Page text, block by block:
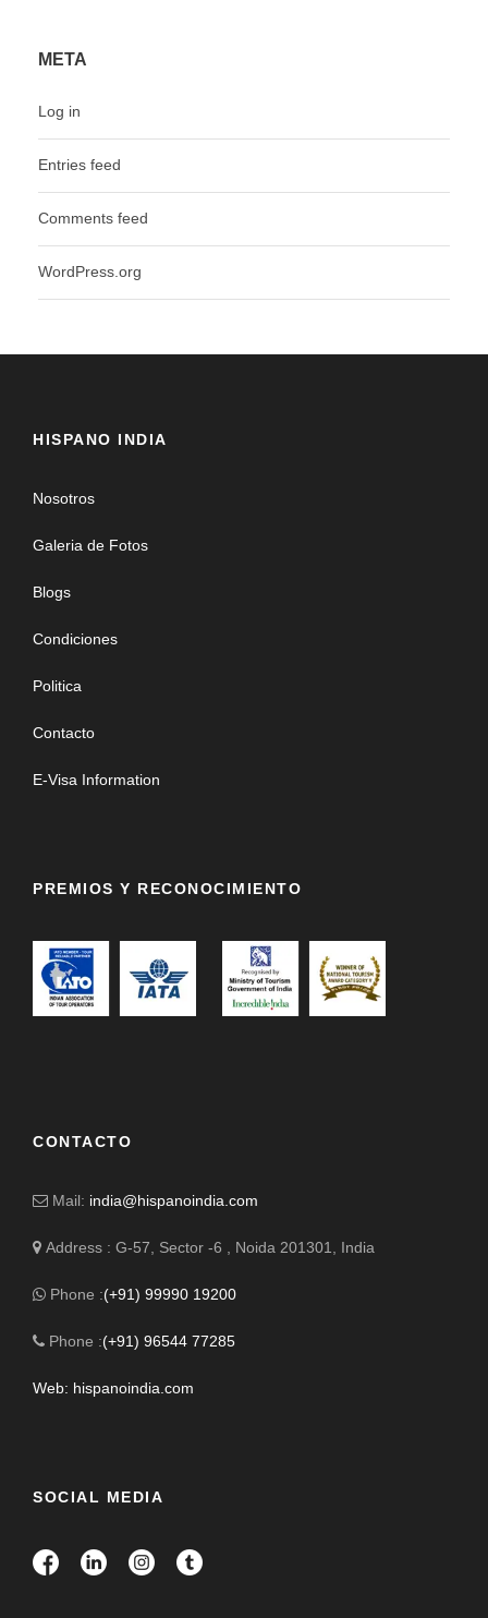
META
Log in
Entries feed
Comments feed
WordPress.org
HISPANO INDIA
Nosotros
Galeria de Fotos
Blogs
Condiciones
Politica
Contacto
E-Visa Information
PREMIOS Y RECONOCIMIENTO
CONTACTO
Mail: india@hispanoindia.com
Address : G-57, Sector -6 , Noida 201301, India
Phone :(+91) 99990 19200
Phone :(+91) 96544 77285
Web: hispanoindia.com
SOCIAL MEDIA